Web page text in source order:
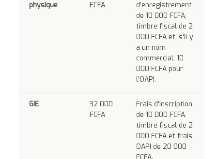
physique
FCFA
d'enregistrement
de 10 000 FCFA,
timbre fiscal de 2
000 FCFA et, s'il y
a un nom
commercial, 10
000 FCFA pour
l'OAPI.
GIE
32 000
FCFA
Frais d'inscription
de 10 000 FCFA,
timbre fiscal de 2
000 FCFA et frais
OAPI de 20 000